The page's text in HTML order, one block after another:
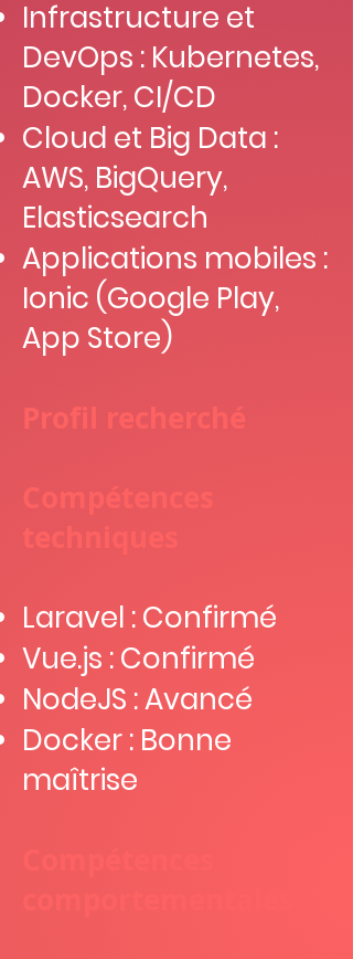
Infrastructure et
DevOps : Kubernetes,
Docker, CI/CD
Cloud et Big Data :
AWS, BigQuery,
Elasticsearch
Applications mobiles :
Ionic (Google Play,
App Store)
Profil recherché
Compétences
techniques
Laravel : Confirmé
Vue.js : Confirmé
NodeJS : Avancé
Docker : Bonne
maîtrise